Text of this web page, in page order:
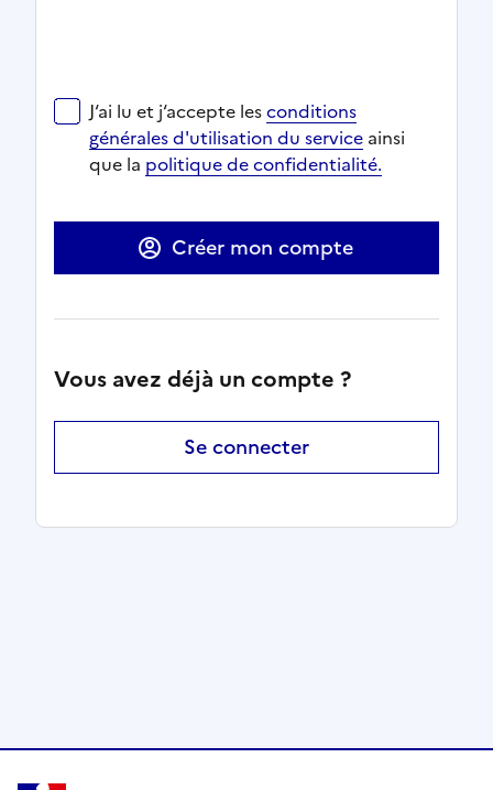
J‘ai lu et j‘accepte lesconditions générales
Ouverture dans un nouvel onglet
Ouverture dans un nouvel onglet
J‘ai lu et j‘accepte lesconditions
générales d'utilisation du service
Ouverture dans un nouvel onglet
ainsi
que la politique de confidentialité.
Créer mon compte
Vous avez déjà un compte ?
Se connecter